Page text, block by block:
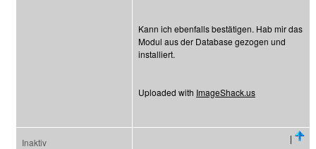
Kann ich ebenfalls bestätigen. Hab mir das
Modul aus der Database gezogen und
installiert.
Uploaded with ImageShack.us
Inaktiv |